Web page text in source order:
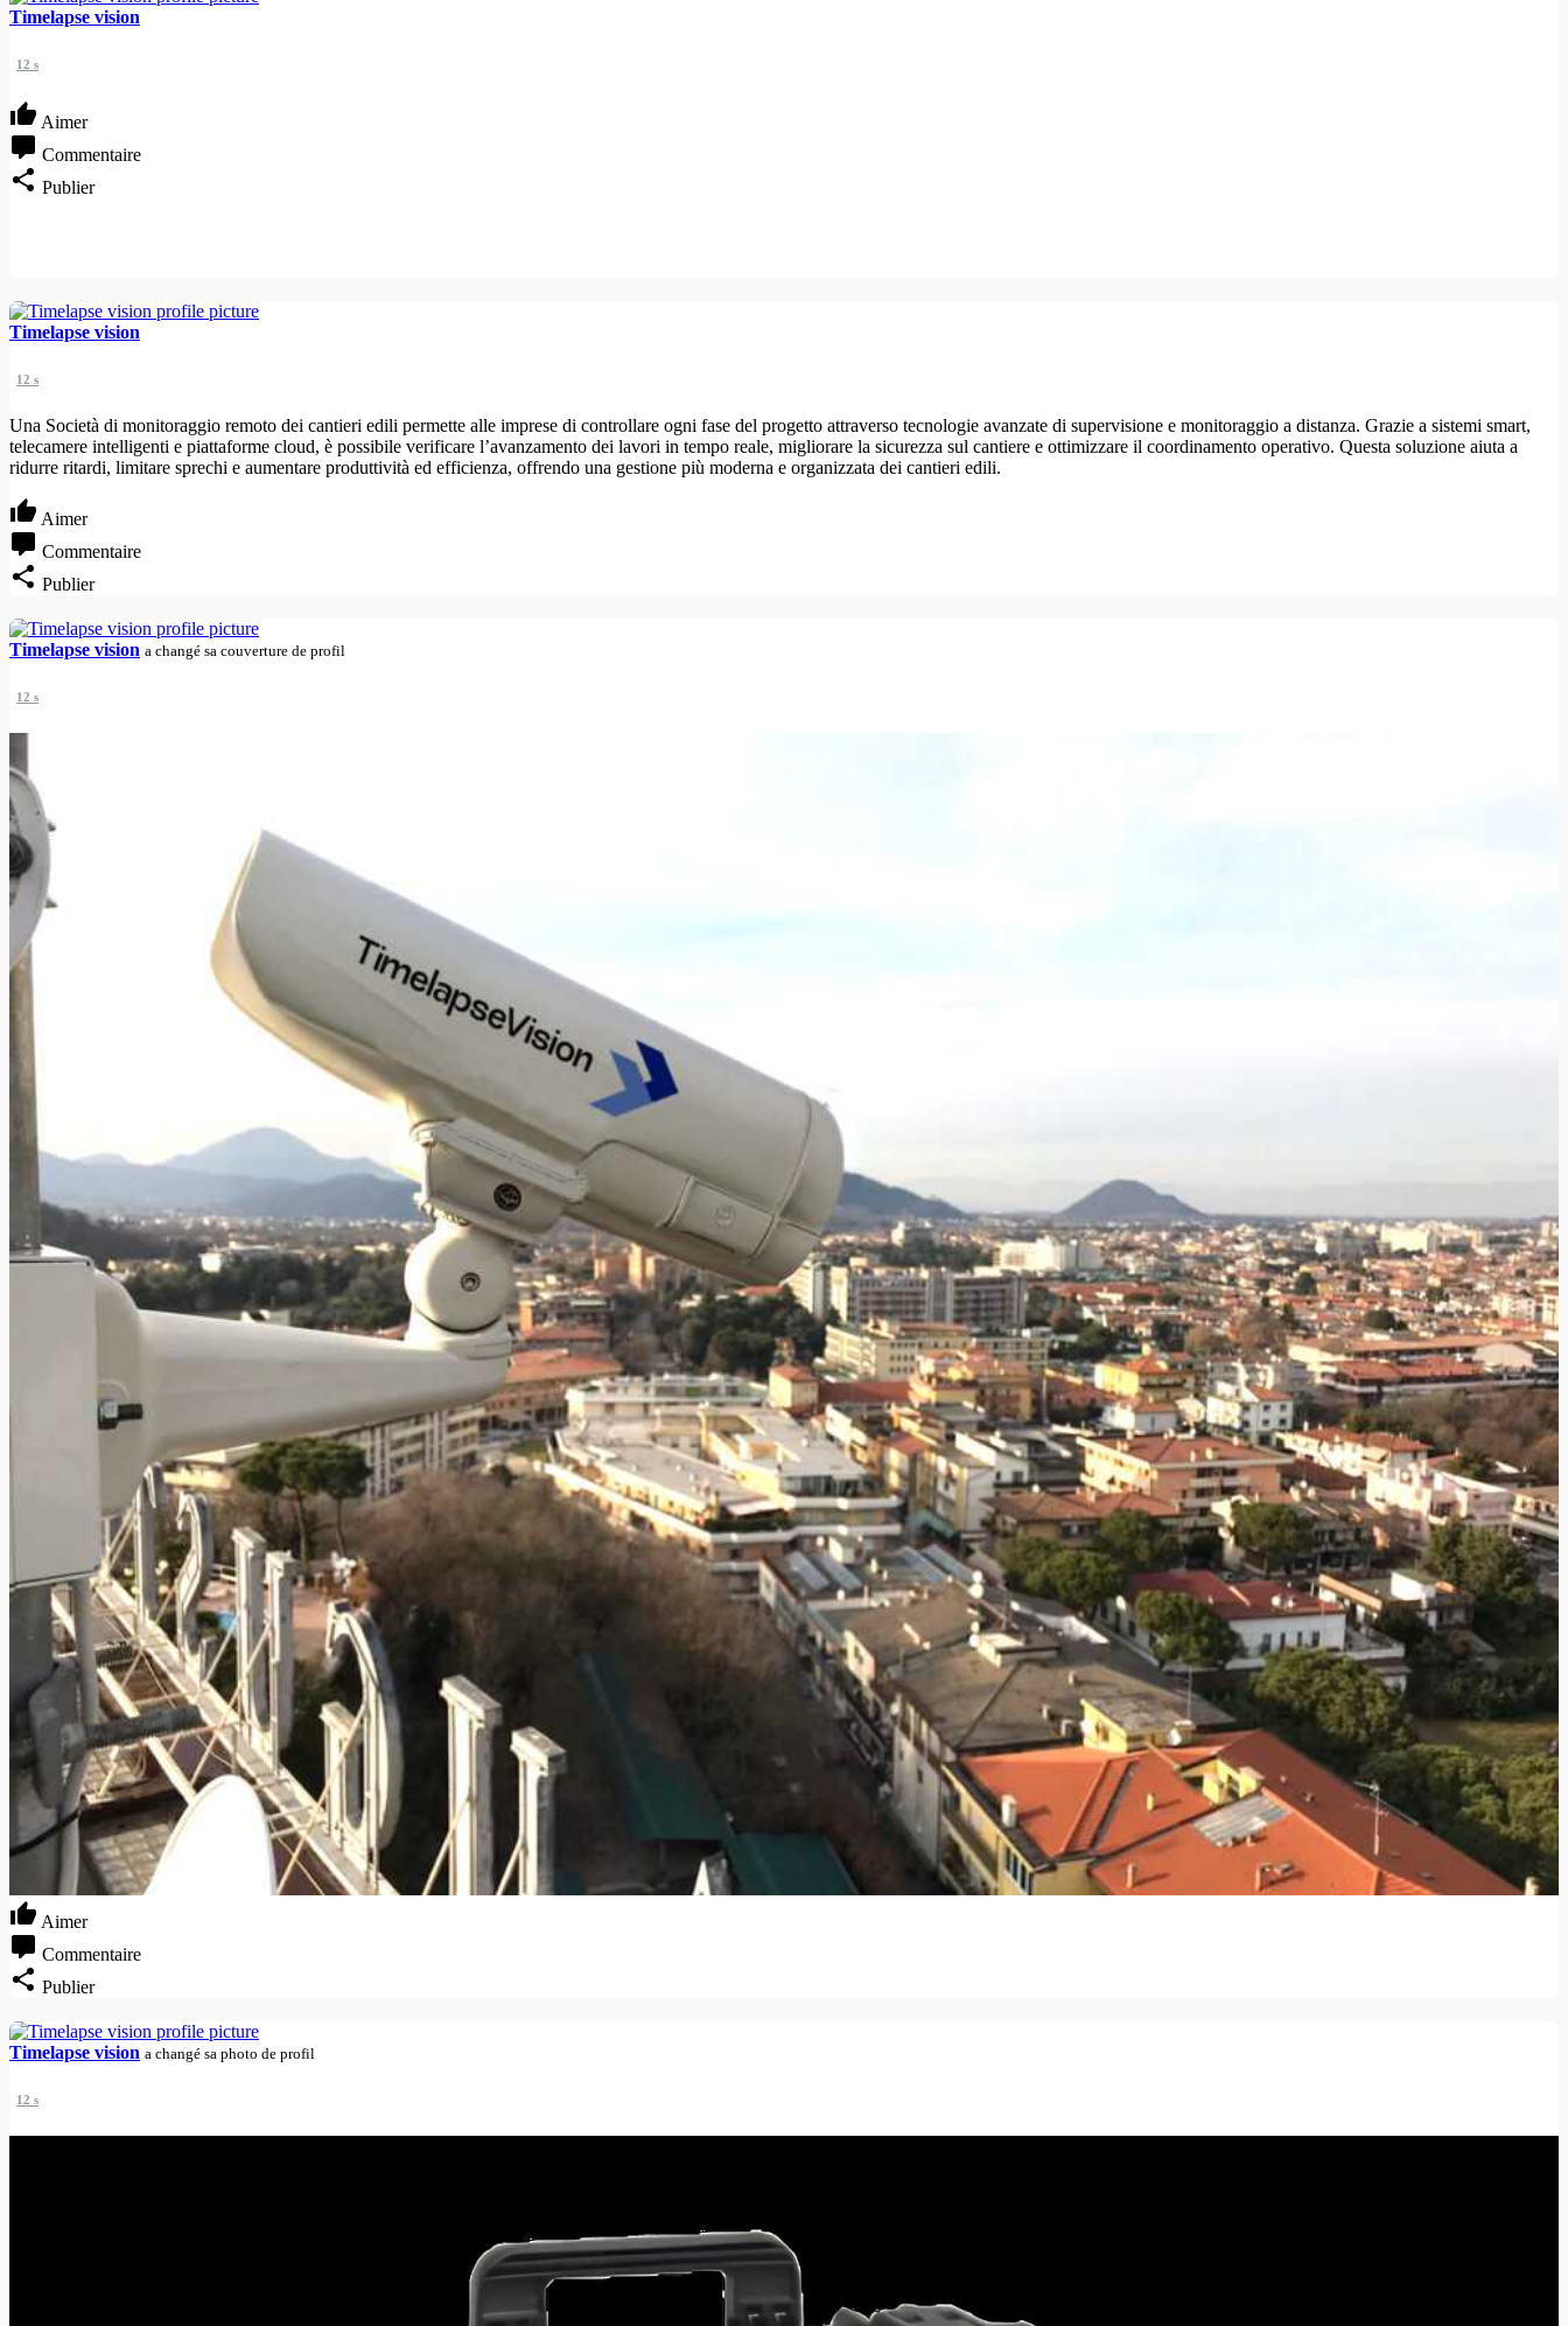
Timelapse vision
12 s
Aimer
Commentaire
Publier
Timelapse vision
12 s
Una Società di monitoraggio remoto dei cantieri edili permette alle imprese di controllare ogni fase del progetto attraverso tecnologie avanzate di supervisione e monitoraggio a distanza. Grazie a sistemi smart,
telecamere intelligenti e piattaforme cloud, è possibile verificare l’avanzamento dei lavori in tempo reale, migliorare la sicurezza sul cantiere e ottimizzare il coordinamento operativo. Questa soluzione aiuta a
ridurre ritardi, limitare sprechi e aumentare produttività ed efficienza, offrendo una gestione più moderna e organizzata dei cantieri edili.
Aimer
Commentaire
Publier
Timelapse vision a changé sa couverture de profil
12 s
Aimer
Commentaire
Publier
Timelapse vision a changé sa photo de profil
12 s